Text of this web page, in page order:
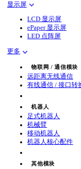
显示屏
LCD 显示屏
ePaper 显示屏
LED 点阵屏
更多
物联网 / 通信模块
远距离无线通信
有线通信 / 接口转
机器人
足式机器人
机械臂
移动机器人
机器人核心配件
其他模块